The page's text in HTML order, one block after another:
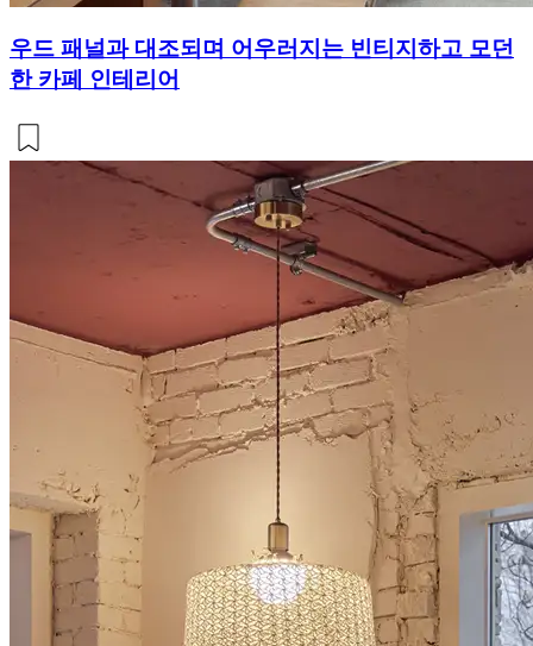
우드 패널과 대조되며 어우러지는 빈티지하고 모던
한 카페 인테리어